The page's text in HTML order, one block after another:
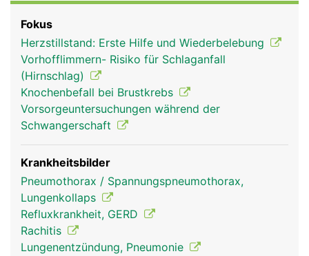
Rubriken
ein "knöcherner Käfig" die Lunge und das Herz
schützt. Ausserdem kann der Brustkorb über die
Rippengelenke und Rippenmuskulatur gehoben
und gesenkt werden, was eine Voraussetzung für
die Atmung ist.
Fokus
Herzstillstand: Erste Hilfe und Wiederbelebung
Vorhofflimmern- Risiko für Schlaganfall
(Hirnschlag)
Knochenbefall bei Brustkrebs
Vorsorgeuntersuchungen während der
Schwangerschaft
Krankheitsbilder
Pneumothorax / Spannungspneumothorax,
Lungenkollaps
Refluxkrankheit, GERD
Rachitis
Lungenentzündung, Pneumonie